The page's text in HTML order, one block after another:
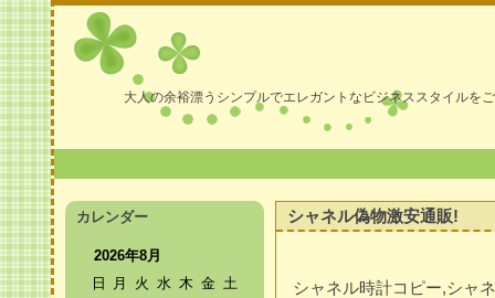
大人の余裕漂うシンプルでエレガントなビジネススタイルを
シャネル偽物激安通販!
シャネル時計コピー,シャ
カレンダー
2026年8月
日
月 火 水 木 金 土